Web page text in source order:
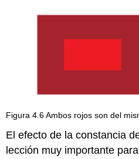
Figura 4.6 Ambos rojos son del
El efecto de la constancia
lección muy importante